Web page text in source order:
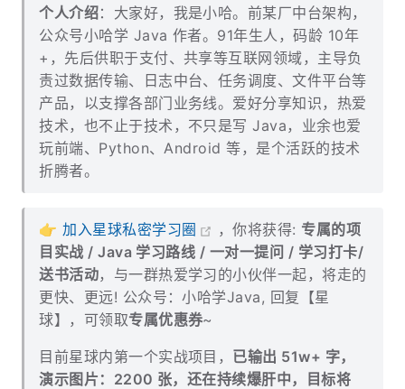
个人介绍：大家好，我是小哈。前某厂中台架构，
公众号小哈学 Java 作者。91年生人，码龄 10年
+，先后供职于支付、共享等互联网领域，主导负
责过数据传输、日志中台、任务调度、文件平台等
产品，以支撑各部门业务线。爱好分享知识，热爱
技术，也不止于技术，不只是写 Java，业余也爱
玩前端、Python、Android 等，是个活跃的技术
折腾者。
👉加入星球私密学习圈 ，你将获得: 专属的项
目实战 / Java 学习路线 / 一对一提问 / 学习打卡/
送书活动，与一群热爱学习的小伙伴一起，将走的
更快、更远! 公众号：小哈学Java, 回复【星
球】，可领取专属优惠券~
目前星球内第一个实战项目， 已输出 51w+ 字，
演示图片：2200 张，还在持续爆肝中，目标将